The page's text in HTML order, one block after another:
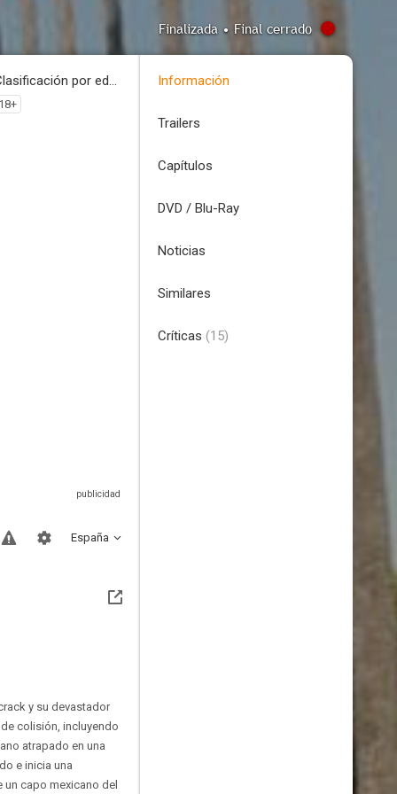
Finalizada • Final cerrado
Clasificación por edades
18+
España
y su devastador
colisión, incluyendo
atrapado en una
e inicia una
capo mexicano del
Información
Trailers
Capítulos
DVD / Blu-Ray
Noticias
Similares
Críticas (15)